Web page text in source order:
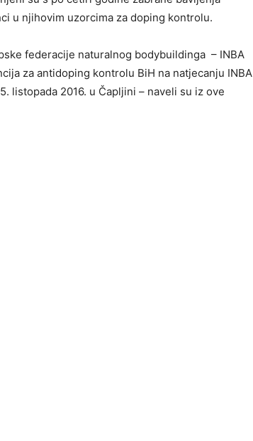
u njihovim uzorcima za doping kontrolu.
federacije naturalnog bodybuildinga – INBA
za antidoping kontrolu BiH na natjecanju INBA
listopada 2016. u Čapljini – naveli su iz ove